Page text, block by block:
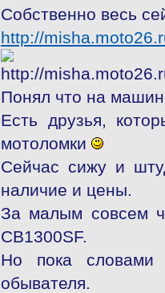
Собственно весь
http://
Понял что на
Есть друзья,
мотоломки
Сейчас сижу и
наличие и цены.
За малым совсем
CB1300SF.
Но пока словами
обывателя.